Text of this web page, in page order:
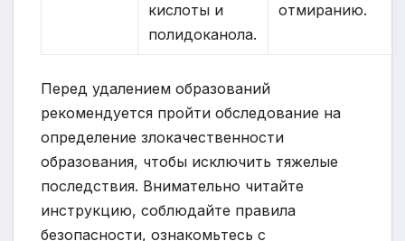
кислоты и
полидоканола.
отмиранию.
Перед удалением образований
рекомендуется пройти обследование на
определение злокачественности
образования, чтобы исключить тяжелые
последствия. Внимательно читайте
инструкцию, соблюдайте правила
безопасности, ознакомьтесь с